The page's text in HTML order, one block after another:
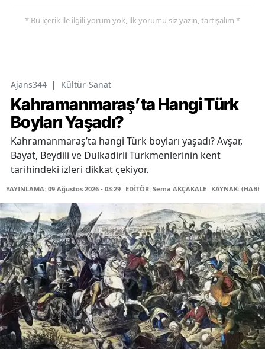
* Bu içerik ile ilgili yorum yok, ilk yorumu siz yazın, tartışalım *
Ajans344 | Kültür-Sanat
Kahramanmaraş’ta Hangi Türk
Boyları Yaşadı?
Kahramanmaraş’ta hangi Türk boyları yaşadı? Avşar,
Bayat, Beydili ve Dulkadirli Türkmenlerinin kent
tarihindeki izleri dikkat çekiyor.
YAYINLAMA: 09 Ağustos 2026 - 03:29 EDİTÖR: Sema AKÇAKALE KAYNAK: